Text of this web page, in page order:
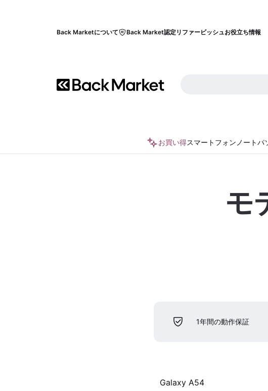
Back Marketについて Back Market認定リファービッシュお役立ち情報
お買い得スマートフォン ノートパ
モ
1年間の動作保証
Galaxy A54